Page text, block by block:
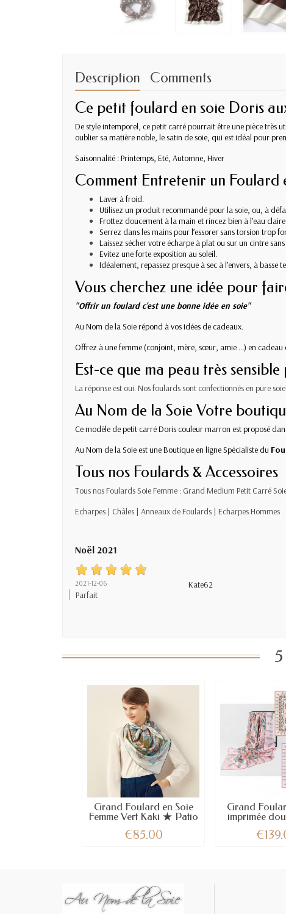
Description Comments
Ce petit foulard en soie Doris
De style intemporel, ce petit carré pourrait être une pièce très
oublier sa matière noble, le satin de soie, qui est idéal pour
Saisonnalité : Printemps, Eté, Automne, Hiver
Comment Entretenir un Foulard
Laver à froid.
Utilisez un produit recommandé pour la soie, ou, à
Frottez doucement à la main et rincez bien à l’eau
Serrez dans les mains pour l’essorer sans torsion trop
Laissez sécher votre écharpe à plat ou sur un cintre
Evitez une forte exposition au soleil.
Idéalement, repassez presque à sec à l’envers, à
Vous cherchez une idée pour
"Offrir un foulard c'est une bonne idée en soie"
Au Nom de la Soie répond à vos idées de cadeaux.
Offrez à une femme (conjoint, mère, sœur, amie …) en cadeau
Est-ce que ma peau très
La réponse est oui. Nos foulards sont confectionnés en pure
Au Nom de la Soie Votre
Ce modèle de petit carré Doris couleur marron est proposé
Au Nom de la Soie est une Boutique en ligne Spécialiste du
Tous nos Foulards & Accessoires
Tous nosFoulards Soie Femme : Grand Medium Petit Carré
Echarpes | Châles | Anneaux de Foulards | Echarpes Hommes
Noël 2021
2021-12-06 Kate62
Parfait
Grand Foulard en Soie
Femme Vert Kaki ★ Patio
€85.00
Grand
imprimée